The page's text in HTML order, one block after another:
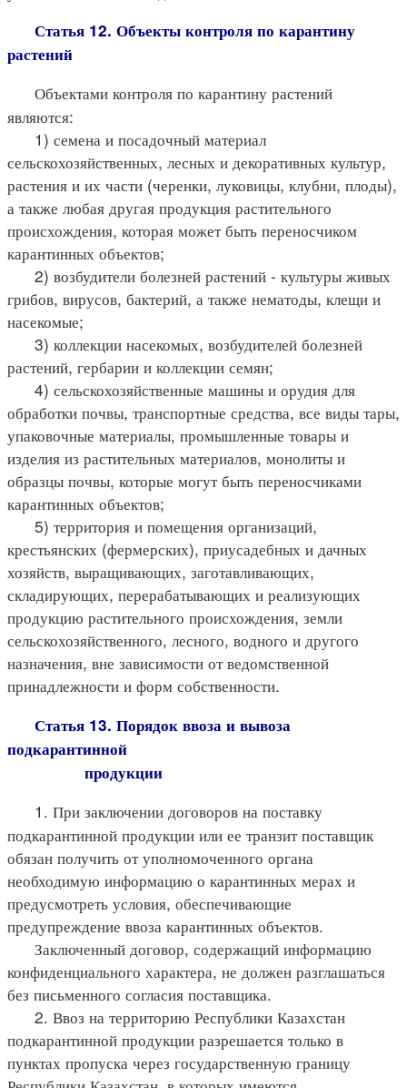
Статья 12. Объекты контроля по карантину
растений
Объектами контроля по карантину растений
являются:
1) семена и посадочный материал
сельскохозяйственных, лесных и декоративных культур,
растения и их части (черенки, луковицы, клубни, плоды),
а также любая другая продукция растительного
происхождения, которая может быть переносчиком
карантинных объектов;
2) возбудители болезней растений - культуры живых
грибов, вирусов, бактерий, а также нематоды, клещи и
насекомые;
3) коллекции насекомых, возбудителей болезней
растений, гербарии и коллекции семян;
4) сельскохозяйственные машины и орудия для
обработки почвы, транспортные средства, все виды тары,
упаковочные материалы, промышленные товары и
изделия из растительных материалов, монолиты и
образцы почвы, которые могут быть переносчиками
карантинных объектов;
5) территория и помещения организаций,
крестьянских (фермерских), приусадебных и дачных
хозяйств, выращивающих, заготавливающих,
складирующих, перерабатывающих и реализующих
продукцию растительного происхождения, земли
сельскохозяйственного, лесного, водного и другого
назначения, вне зависимости от ведомственной
принадлежности и форм собственности.
Статья 13. Порядок ввоза и вывоза
подкарантинной
продукции
1. При заключении договоров на поставку
подкарантинной продукции или ее транзит поставщик
обязан получить от уполномоченного органа
необходимую информацию о карантинных мерах и
предусмотреть условия, обеспечивающие
предупреждение ввоза карантинных объектов.
Заключенный договор, содержащий информацию
конфиденциального характера, не должен разглашаться
без письменного согласия поставщика.
2. Ввоз на территорию Республики Казахстан
подкарантинной продукции разрешается только в
пунктах пропуска через государственную границу